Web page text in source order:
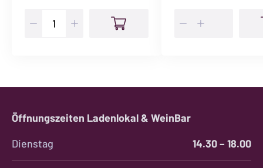
Öffnungszeiten Ladenlokal & WeinBar
Dienstag
14.30 – 18.00